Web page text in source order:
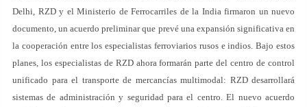
Delhi, RZD y el Ministerio de Ferrocarriles de la India firmaron un nuevo
documento, un acuerdo preliminar que prevé una expansión significativa en
la cooperación entre los especialistas ferroviarios rusos e indios. Bajo estos
planes, los especialistas de RZD ahora formarán parte del centro de control
unificado para el transporte de mercancías multimodal: RZD desarrollará
sistemas de administración y seguridad para el centro. El nuevo acuerdo